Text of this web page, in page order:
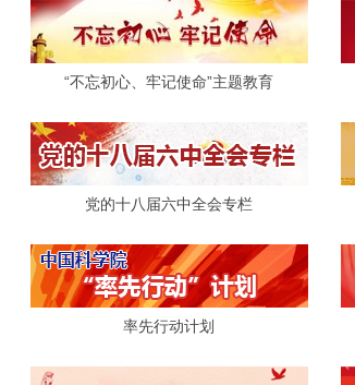
“不忘初心、牢记使命”主题教育
党的十八届六中全会专栏
率先行动计划